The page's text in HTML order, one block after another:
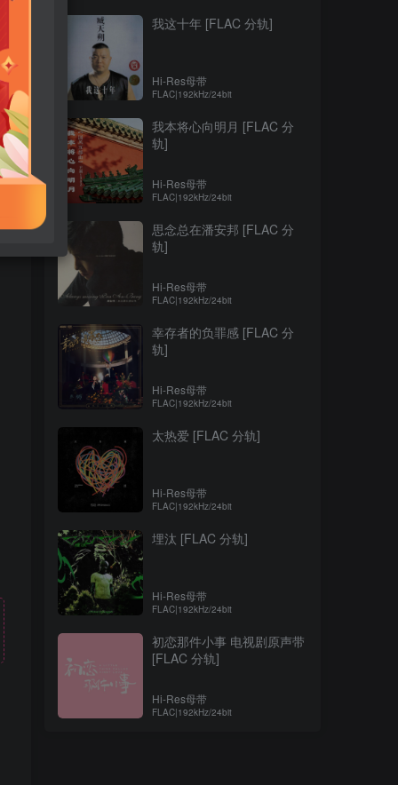
我这十年 [FLAC 分轨]
Hi-Res母带
FLAC|192kHz/24bit
我本将心向明月 [FLAC 分
轨]
Hi-Res母带
FLAC|192kHz/24bit
思念总在潘安邦 [FLAC 分
轨]
Hi-Res母带
FLAC|192kHz/24bit
幸存者的负罪感 [FLAC 分
轨]
Hi-Res母带
FLAC|192kHz/24bit
太热爱 [FLAC 分轨]
Hi-Res母带
FLAC|192kHz/24bit
埋汰 [FLAC 分轨]
Hi-Res母带
FLAC|192kHz/24bit
初恋那件小事 电视剧原声带
[FLAC 分轨]
Hi-Res母带
FLAC|192kHz/24bit